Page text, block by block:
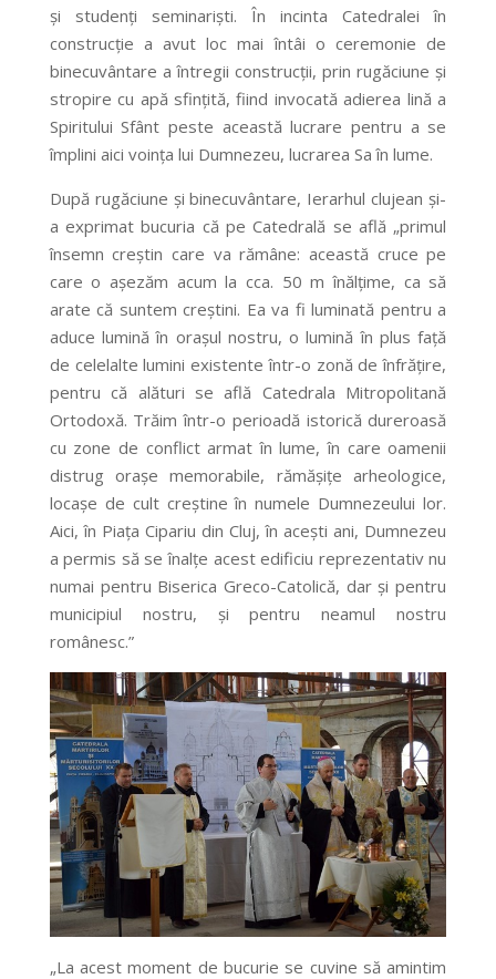
și studenți seminariști. În incinta Catedralei în
construcție a avut loc mai întâi o ceremonie de
binecuvântare a întregii construcții, prin rugăciune și
stropire cu apă sfințită, fiind invocată adierea lină a
Spiritului Sfânt peste această lucrare pentru a se
împlini aici voința lui Dumnezeu, lucrarea Sa în lume.
După rugăciune și binecuvântare, Ierarhul clujean și-
a exprimat bucuria că pe Catedrală se află „primul
însemn creștin care va rămâne: această cruce pe
care o așezăm acum la cca. 50 m înălțime, ca să
arate că suntem creștini. Ea va fi luminată pentru a
aduce lumină în orașul nostru, o lumină în plus față
de celelalte lumini existente într-o zonă de înfrățire,
pentru că alături se află Catedrala Mitropolitană
Ortodoxă. Trăim într-o perioadă istorică dureroasă
cu zone de conflict armat în lume, în care oamenii
distrug orașe memorabile, rămășițe arheologice,
locașe de cult creștine în numele Dumnezeului lor.
Aici, în Piața Cipariu din Cluj, în acești ani, Dumnezeu
a permis să se înalțe acest edificiu reprezentativ nu
numai pentru Biserica Greco-Catolică, dar și pentru
municipiul nostru, și pentru neamul nostru
românesc.”
„La acest moment de bucurie se cuvine să amintim